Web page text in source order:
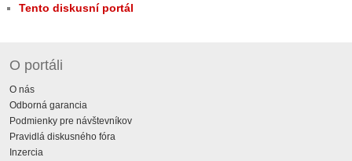
Tento diskusní portál
O portáli
O nás
Odborná garancia
Podmienky pre návštevníkov
Pravidlá diskusného fóra
Inzercia